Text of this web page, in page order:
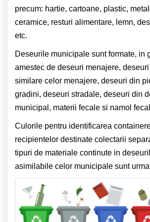
precum: hartie, cartoane, plastic,
ceramice, resturi alimentare, lemn,
etc.
Deseurile municipale sunt formate, in
amestec de deseuri menajere,
similare celor menajere, deseuri din
gradini, deseuri stradale, deseuri din
municipal, materii fecale si namol
Culorile pentru identificarea
recipientelor destinate colectarii
tipuri de materiale continute in
asimilabile celor municipale sunt